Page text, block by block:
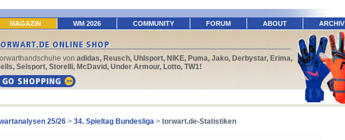
MAGAZIN WM 2026 COMMUNITY FORUM ABOUT ARCHIV
von adidas, Reusch, Uhlsport, NIKE, Puma, Jako, Derbystar, Erima,
Selsport, Storelli, McDavid, Under Armour, Lotto, TW1!
25/26 > 34. Spieltag Bundesliga > torwart.de-Statistiken